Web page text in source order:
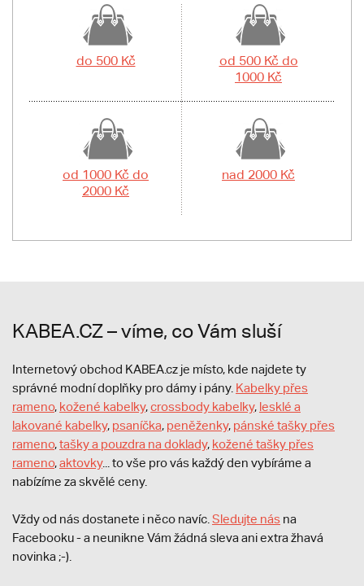
do 500 Kč
od 500 Kč do
1000 Kč
od 1000 Kč do
2000 Kč
nad 2000 Kč
KABEA.CZ – víme, co Vám sluší
Internetový obchod KABEA.cz je místo, kde najdete ty
správné modní doplňky pro dámy i pány. Kabelky přes
rameno, kožené kabelky,crossbody kabelky, lesklé a
lakované kabelky, psaníčka, peněženky, pánské tašky přes
rameno,tašky a pouzdra na doklady, kožené tašky přes
rameno,aktovky... to vše pro vás každý den vybíráme a
nabízíme za skvělé ceny.
Vždy od nás dostanete i něco navíc. Sledujte nás na
Facebooku - a neunikne Vám žádná sleva ani extra žhavá
novinka ;-).